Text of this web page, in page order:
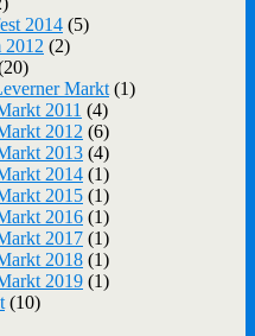
2014 (5)
2012 (2)
Markt (1)
2011 (4)
2012 (6)
2013 (4)
2014 (1)
2015 (1)
2016 (1)
2017 (1)
2018 (1)
2019 (1)
(10)